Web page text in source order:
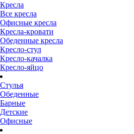
Кресла
Все кресла
Офисные кресла
Кресла-кровати
Обеденные кресла
Кресло-стул
Кресло-качалка
Кресло-яйцо
Стулья
Обеденные
Барные
Детские
Офисные